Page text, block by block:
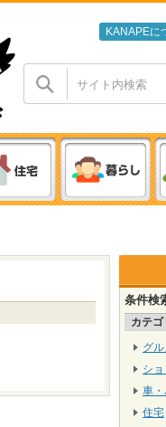
KANAPEに
条件検
カテ
グル
シ
車・
住宅